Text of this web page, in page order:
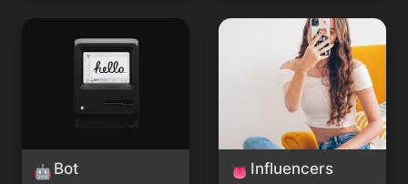
🤖 Bot
Influencers
👅 Influencers